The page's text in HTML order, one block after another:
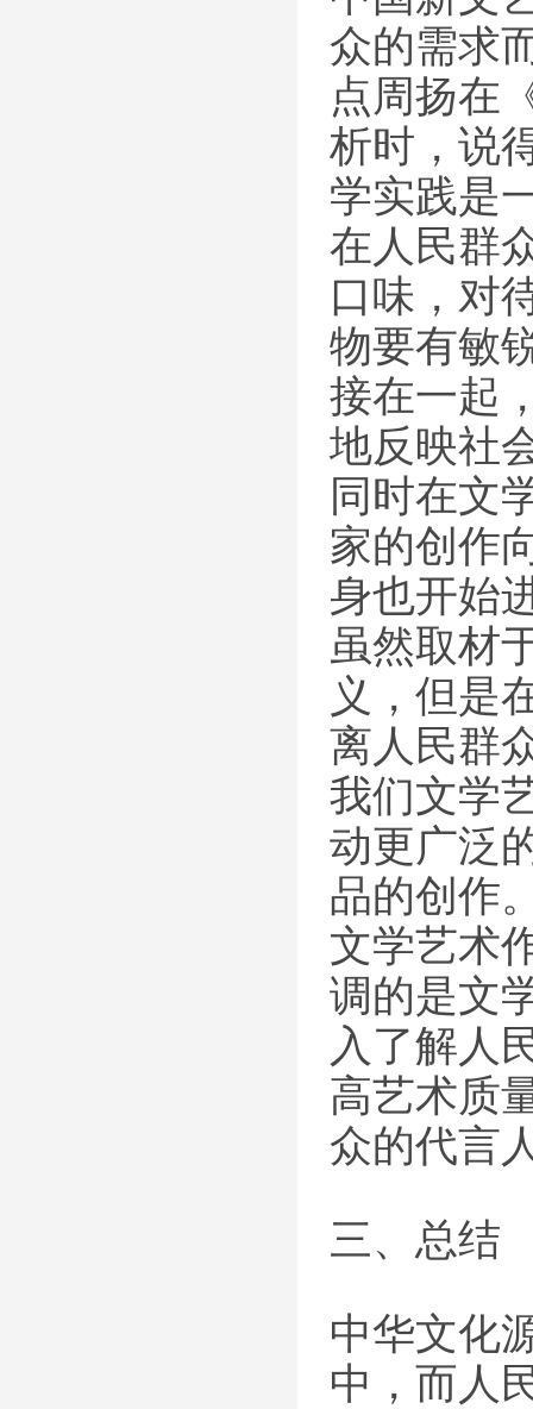
众的需求
点周扬在
析时，说
学实践是
在人民群
口味，对
物要有敏
接在一起
地反映社
同时在文
家的创作
身也开始
虽然取材
义，但是
离人民群
我们文学
动更广泛
品的创作
文学艺术
调的是文
入了解人
高艺术质
众的代言
三、总结
中华文化
中，而人